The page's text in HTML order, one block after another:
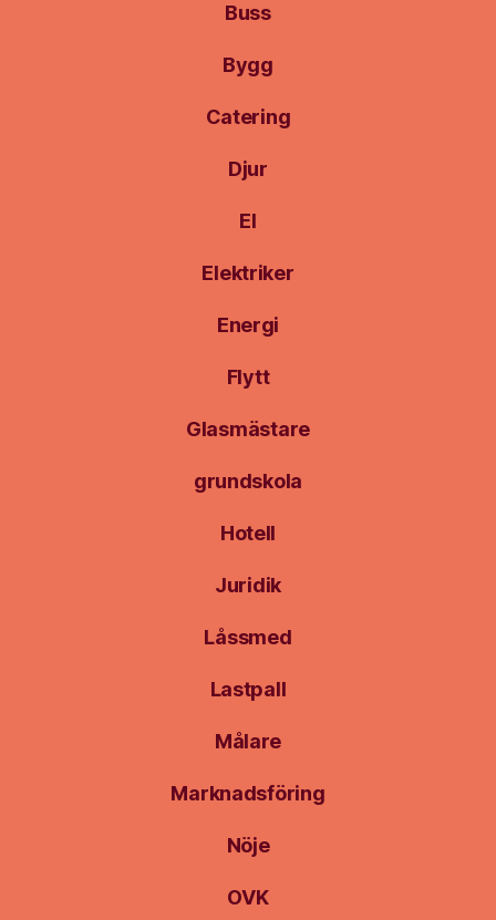
Buss
Bygg
Catering
Djur
El
Elektriker
Energi
Flytt
Glasmästare
grundskola
Hotell
Juridik
Låssmed
Lastpall
Målare
Marknadsföring
Nöje
OVK